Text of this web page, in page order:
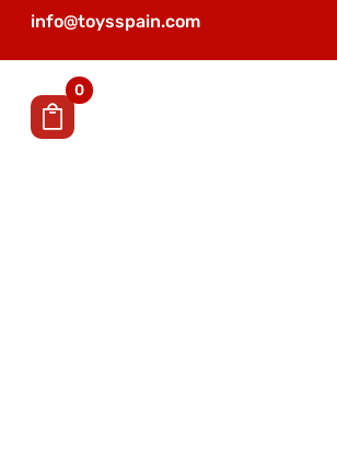
info@toysspain.com
0